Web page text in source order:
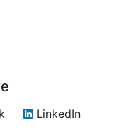
LinkedIn